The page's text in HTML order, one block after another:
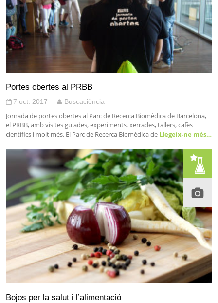
Portes obertes al PRBB
7 oct. 2017 Buscaciència
Jornada de portes obertes al Parc de Recerca Biomèdica de Barcelona,
el PRBB, amb visites guiades, experiments, xerrades, tallers, cafès
científics i molt més. El Parc de Recerca Biomèdica de Llegeix-ne més…
Bojos per la salut i l’alimentació